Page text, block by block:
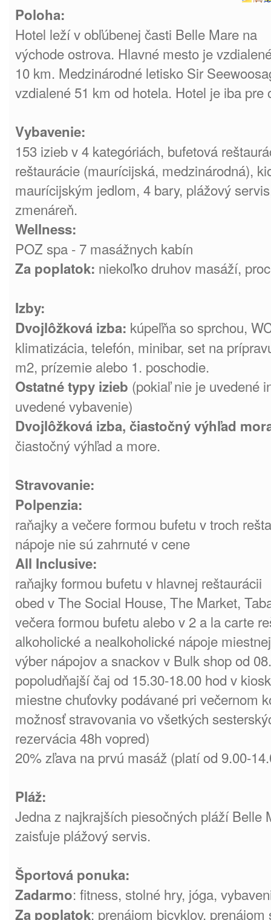
Poloha:
Hotel leží v obľúbenej časti Belle Mare na
východe ostrova. Hlavné mesto je
10 km. Medzinárodné letisko Sir
vzdialené 51 km od hotela. Hotel je iba pre
Vybavenie:
153 izieb v 4 kategóriách, bufetová
reštaurácie (maurícijská, medzinárodná),
maurícijským jedlom, 4 bary, plážový
zmenáreň.
Wellness:
POZ spa - 7 masážnych kabín
Za poplatok: niekoľko druhov masáží,
Izby:
Dvojlôžková izba: kúpeľňa so sprchou,
klimatizácia, telefón, minibar, set na
m2, prízemie alebo 1. poschodie.
Ostatné typy izieb (pokiaľ nie je uvedené
uvedené vybavenie)
Dvojlôžková izba, čiastočný výhľad
čiastočný výhľad a more.
Stravovanie:
Polpenzia:
raňajky a večere formou bufetu v troch
nápoje nie sú zahrnuté v cene
All Inclusive:
raňajky formou bufetu v hlavnej reštaurácii
obed v The Social House, The Market,
večera formou bufetu alebo v 2 a la carte
alkoholické a nealkoholické nápoje
výber nápojov a snackov v Bulk shop od
popoludňajší čaj od 15.30-18.00 hod v
miestne chuťovky podávané pri večernom
možnosť stravovania vo všetkých
rezervácia 48h vopred)
20% zľava na prvú masáž (platí od 9.00-
Pláž:
Jedna z najkrajších piesočných pláží Belle
zaisťuje plážový servis.
Športová ponuka:
Zadarmo: fitness, stolné hry, jóga,
Za poplatok: prenájom bicyklov,